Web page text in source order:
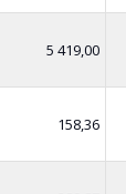
5 419,00
158,36